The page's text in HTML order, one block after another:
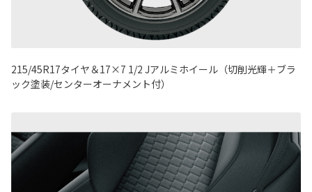
215/45R17タイヤ＆17×7 1/2 Jアルミホイール（切削光輝＋ブラ
ック塗装/センターオーナメント付）